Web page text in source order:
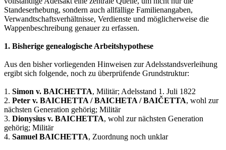
Standeserhebung, sondern auch allfällige Familienangaben,
Verwandtschaftsverhältnisse, Verdienste und möglicherweise die
Wappenbeschreibung genauer zu erfassen.
1. Bisherige genealogische Arbeitshypothese
Aus den bisher vorliegenden Hinweisen zur Adelsstandsverleihung
ergibt sich folgende, noch zu überprüfende Grundstruktur:
1. Simon v. BAICHETTA, Militär; Adelsstand 1. Juli 1822
2. Peter v. BAICHETTA / BAICHETA / BAIČETTA, wohl zur
nächsten Generation gehörig; Militär
3. Dionysius v. BAICHETTA, wohl zur nächsten Generation
gehörig; Militär
4. Samuel BAICHETTA, Zuordnung noch unklar